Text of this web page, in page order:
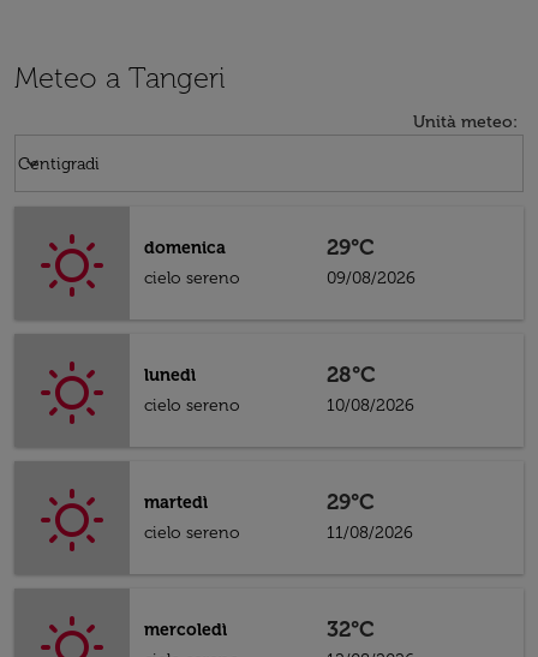
Meteo a Tangeri
Unità meteo:
Centigradi
keyboard_arrow_down
domenica
cielo sereno
29°C
09/08/2026
lunedì
cielo sereno
28°C
10/08/2026
martedì
cielo sereno
29°C
11/08/2026
mercoledì
32°C